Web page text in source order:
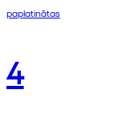
paplatinātas
4